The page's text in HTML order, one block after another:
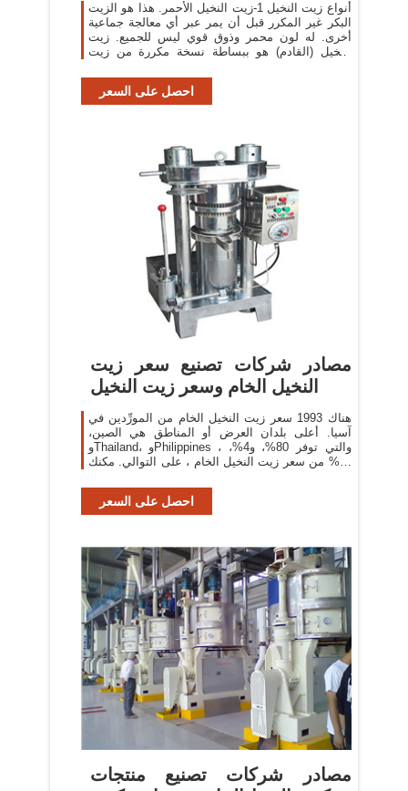
أنواع زيت النخيل 1-زيت النخيل الأحمر. هذا هو الزيت
البكر غير المكرر قبل أن يمر عبر أي معالجة جماعية
أخرى. له لون محمر وذوق قوي ليس للجميع. زيت
النخيل (القادم) هو ببساطة نسخة مكررة من زيت
احصل على السعر
مصادر شركات تصنيع سعر زيت
النخيل الخام وسعر زيت النخيل
هناك 1993 سعر زيت النخيل الخام من المورِّدين في
آسيا. أعلى بلدان العرض أو المناطق هي الصين،
وThailand، وPhilippines ، والتي توفر 80%، و4%،
و1% من سعر زيت النخيل الخام ، على التوالي. مكنك
احصل على السعر
مصادر شركات تصنيع منتجات